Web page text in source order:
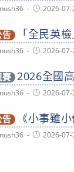
Post2026-07-
告 「全民英
Post2026-07-
賽 2026全國
Post2026-07-
告 《小事雖
Post2026-07-